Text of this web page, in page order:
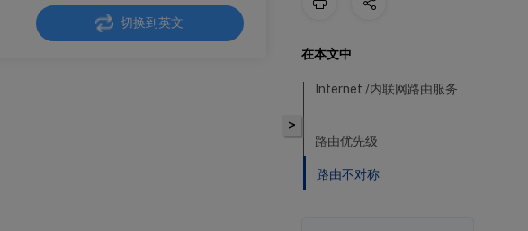
切换到英文
>
在本文中
Internet /内联网路由服务
路由优先级
路由不对称